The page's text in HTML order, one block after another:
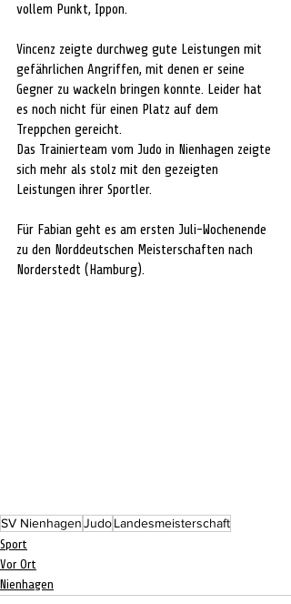
vollem Punkt, Ippon.
Vincenz zeigte durchweg gute Leistungen mit
gefährlichen Angriffen, mit denen er seine
Gegner zu wackeln bringen konnte. Leider hat
es noch nicht für einen Platz auf dem
Treppchen gereicht.
Das Trainierteam vom Judo in Nienhagen zeigte
sich mehr als stolz mit den gezeigten
Leistungen ihrer Sportler.
Für Fabian geht es am ersten Juli-Wochenende
zu den Norddeutschen Meisterschaften nach
Norderstedt (Hamburg).
SV NienhagenJudoLandesmeisterschaft
Sport
Vor Ort
Nienhagen